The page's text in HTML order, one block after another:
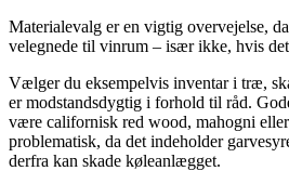
Materialevalg er en vigtig overvejelse,
velegnede til vinrum – især ikke, hvis
Vælger du eksempelvis inventar i træ,
er modstandsdygtig i forhold til råd.
være californisk red wood, mahogni
problematisk, da det indeholder
derfra kan skade køleanlægget.